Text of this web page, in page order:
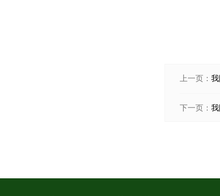
上一页：
下一页：